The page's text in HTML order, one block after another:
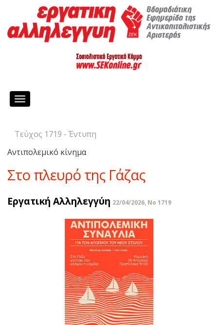
Toggle
Τεύχος 1719 - Έντυπη
Αντιπολεμικό κίνημα
Στο πλευρό της Γάζας
Εργατική Αλληλεγγύη 22/04/2026, No 1719